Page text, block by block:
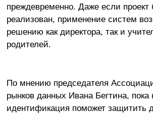
преждевременно. Даже если проект
реализован, применение систем
решению как директора, так и
родителей.
По мнению председателя
рынков данных Ивана Бегтина, пока
идентификация поможет защитить